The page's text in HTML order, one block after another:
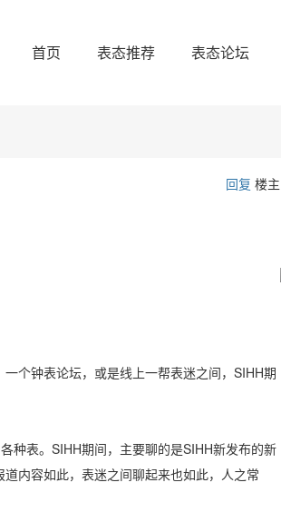
首页 表态推荐 表态论坛
回复 楼主
个钟表论坛，或是线上一帮表迷之间，SIHH期
种表。SIHH期间，主要聊的是SIHH新发布的新
内容如此，表迷之间聊起来也如此，人之常